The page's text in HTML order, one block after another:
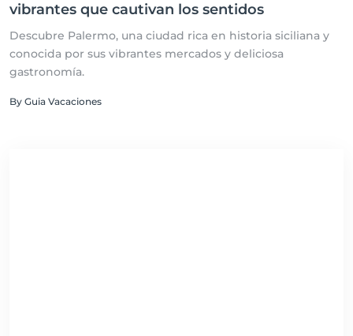
vibrantes que cautivan los sentidos
Descubre Palermo, una ciudad rica en historia siciliana y
conocida por sus vibrantes mercados y deliciosa
gastronomía.
By Guia Vacaciones